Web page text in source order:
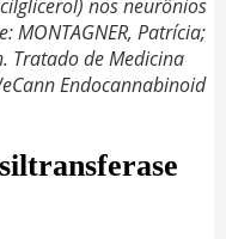
nos neurônios
MONTAGNER, Patrícia;
Tratado de Medicina
Endocannabinoid